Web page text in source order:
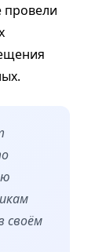
провели
своём